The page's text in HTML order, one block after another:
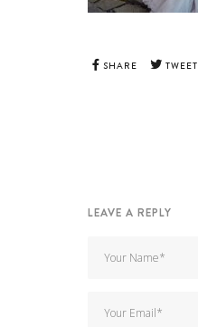
SHARE TWEET
LEAVE A REPLY